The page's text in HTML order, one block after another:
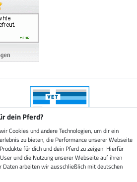
dein Pferd?
Cookies und andere Technologien, um dir ein
zu bieten, die Performance unserer Webseite
für dich und dein Pferd zu zeigen! Hierfür
und die Nutzung unserer Webseite auf ihren
Daten arbeiten wir ausschließlich mit deutschen